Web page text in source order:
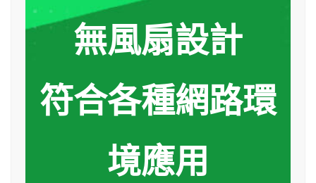
無風扇設計
符合各種網路環
境應用